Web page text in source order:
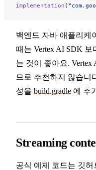
implementation (
백엔드 자바 애플리케
때는 Vertex AI SDK 보
는 것이 좋아요.
므로 추천하지 않습니
성을 build.gradle 에 추
Streaming
공식 예제 코드는 깃허